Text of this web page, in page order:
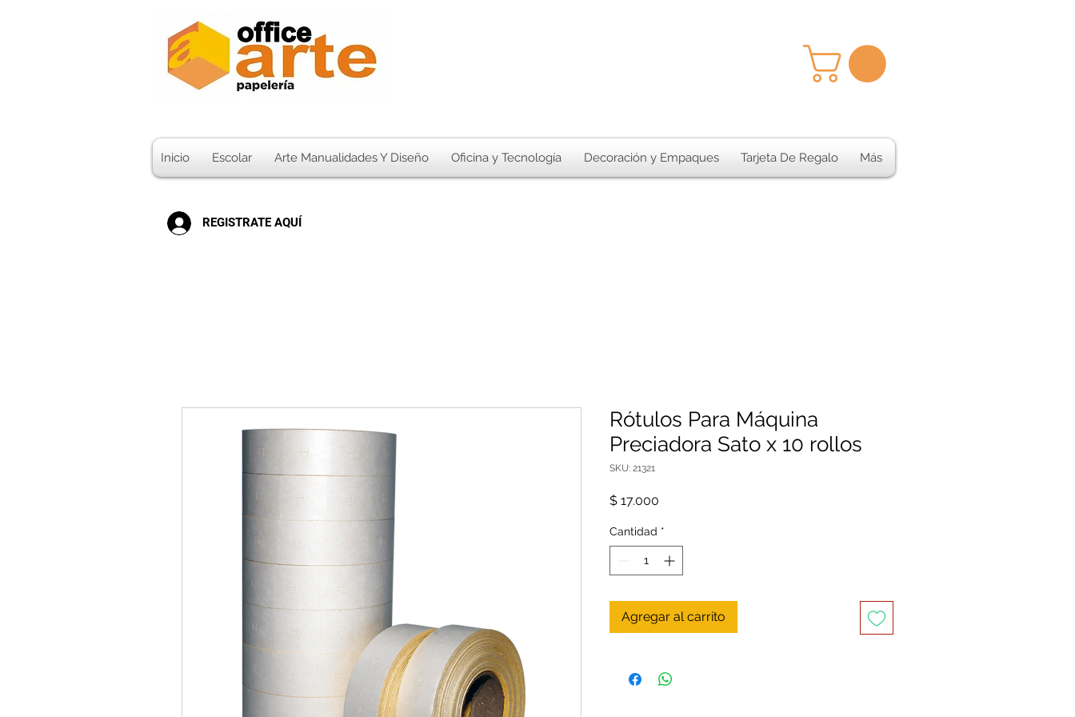
Inicio Escolar Arte Manualidades Y Diseño Oficina y Tecnología Decoración y Empaques Tarjeta De Regalo Más
REGISTRATE AQUÍ
Rótulos Para Máquina
Preciadora Sato x 10 rollos
SKU: 21321
$ 17.000
Cantidad *
Agregar al carrito